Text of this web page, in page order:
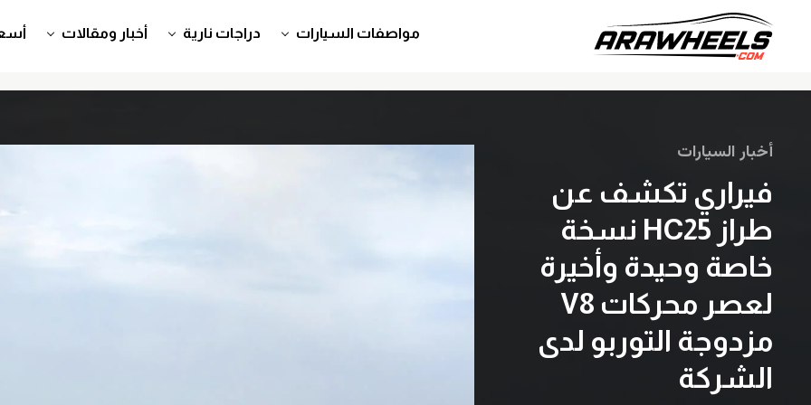
مواصفات السيارات دراجات نارية أخبار ومقالات
أخبار السيارات
فيراري تكشف عن
طراز HC25 نسخة
خاصة وحيدة وأخيرة
لعصر محركات V8
مزدوجة التوربو لدى
الشركة